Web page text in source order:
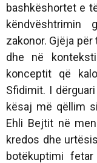
bashkëshortet e
këndvështrimin
zakonor. Gjëja
dhe në
konceptit që
Sfidimit. I
kësaj më qëllim
Ehli Bejtit në
kredos dhe
botëkuptimi